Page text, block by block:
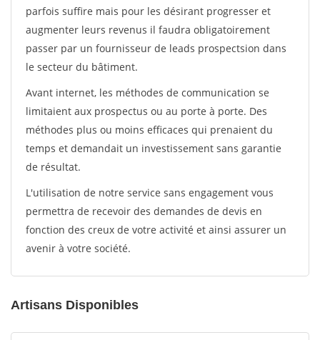
parfois suffire mais pour les désirant progresser et
augmenter leurs revenus il faudra obligatoirement
passer par un fournisseur de leads prospectsion dans
le secteur du bâtiment.
Avant internet, les méthodes de communication se
limitaient aux prospectus ou au porte à porte. Des
méthodes plus ou moins efficaces qui prenaient du
temps et demandait un investissement sans garantie
de résultat.
L'utilisation de notre service sans engagement vous
permettra de recevoir des demandes de devis en
fonction des creux de votre activité et ainsi assurer un
avenir à votre société.
Artisans Disponibles